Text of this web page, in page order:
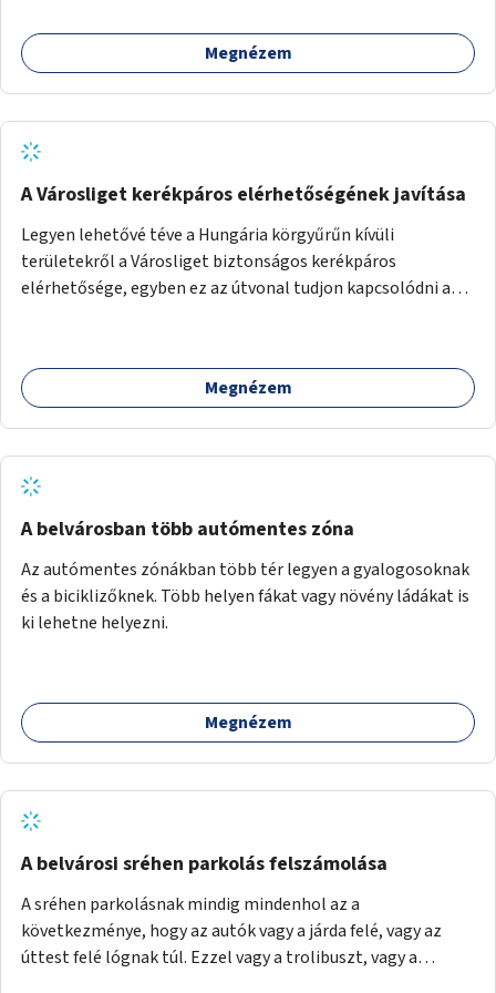
Megnézem
A Városliget kerékpáros elérhetőségének javítása
Legyen lehetővé téve a Hungária körgyűrűn kívüli
területekről a Városliget biztonságos kerékpáros
elérhetősége, egyben ez az útvonal tudjon kapcsolódni a
kerékpárosbaráttá alakítása a Korong utcától kezdődően a
Dózsa György útig, és kapcsolatot kell biztosítani az István
útig, majd a Városliget belváros felé eső oldalán a Zichy
Mihály útról kapcsolatot kell létesíteni a Damjanich utca
felé.
Megnézem
A belvárosban több autómentes zóna
Az autómentes zónákban több tér legyen a gyalogosoknak
és a biciklizőknek. Több helyen fákat vagy növény ládákat is
ki lehetne helyezni.
Megnézem
A belvárosi sréhen parkolás felszámolása
A sréhen parkolásnak mindig mindenhol az a
következménye, hogy az autók vagy a járda felé, vagy az
úttest felé lógnak túl. Ezzel vagy a trolibuszt, vagy a